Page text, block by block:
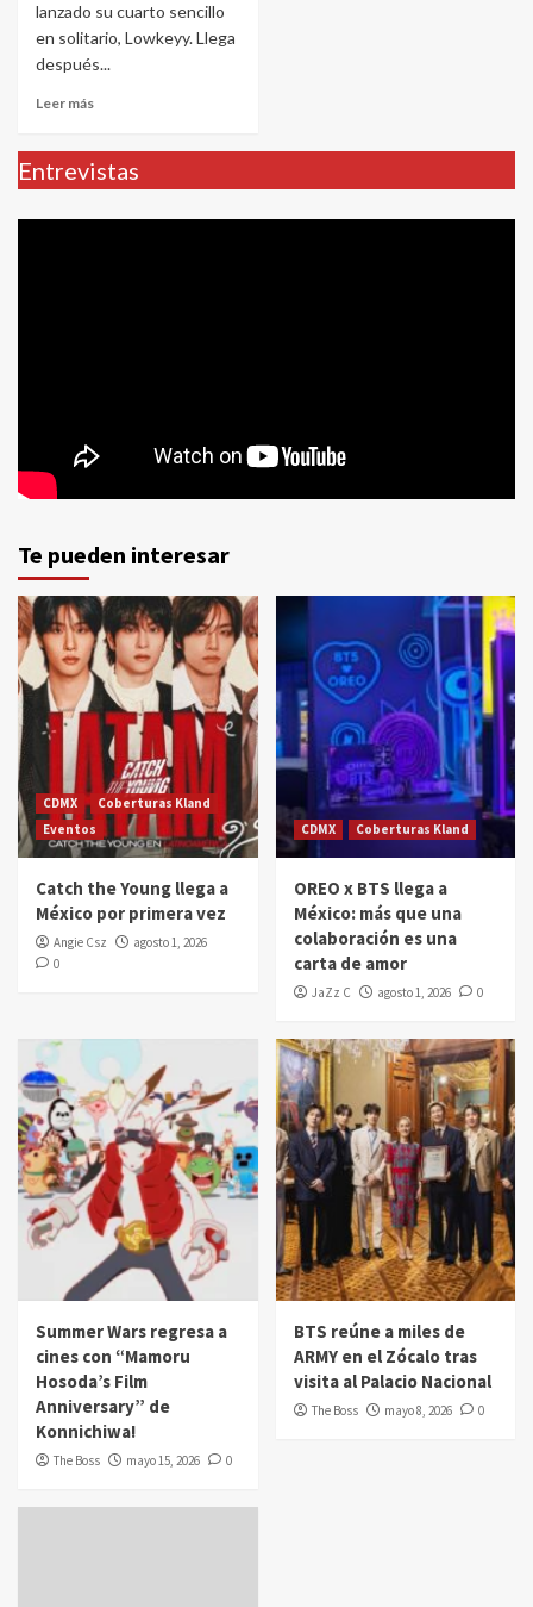
lanzado su cuarto sencillo
en solitario, Lowkeyy. Llega
después...
Leer más
Entrevistas
Te pueden interesar
CDMX
Coberturas Kland
Eventos
Catch the Young llega a
México por primera vez
Angie Csz
agosto 1, 2026
0
CDMX Coberturas Kland
OREO x BTS llega a
México: más que una
colaboración es una
carta de amor
JaZz C agosto 1, 2026 0
Summer Wars regresa a
cines con “Mamoru
Hosoda’s Film
Anniversary” de
Konnichiwa!
The Boss mayo 15, 2026 0
BTS reúne a miles de
ARMY en el Zócalo tras
visita al Palacio Nacional
The Boss mayo 8, 2026 0